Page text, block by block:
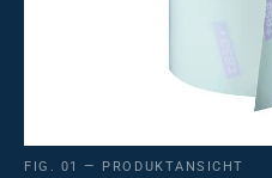
FIG. 01 — PRODUKTANSICHT